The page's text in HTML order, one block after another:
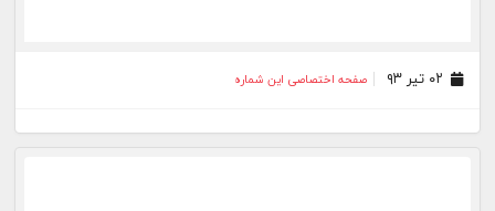
صفحه اختصاصی این شماره